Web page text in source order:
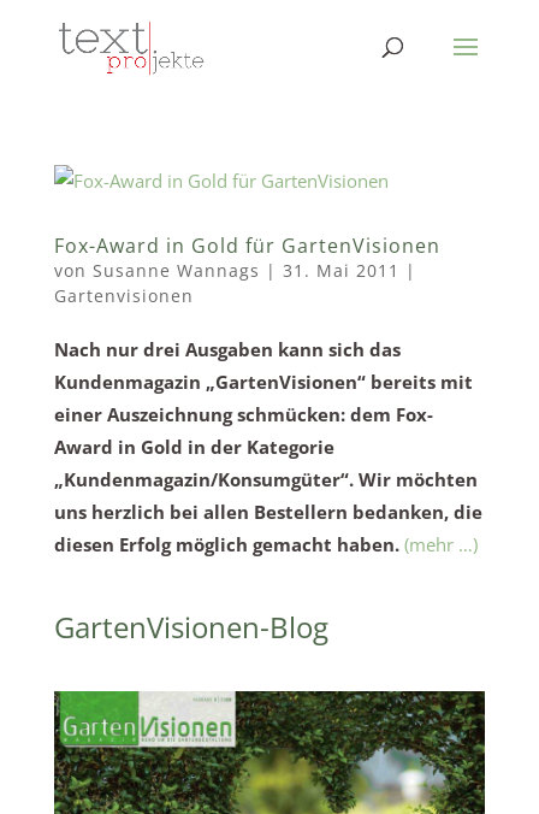
Fox-Award in Gold für GartenVisionen
von Susanne Wannags | 31. Mai 2011
|
Gartenvisionen
Nach nur drei Ausgaben kann sich das
Kundenmagazin „GartenVisionen“ bereits mit
einer Auszeichnung schmücken: dem Fox-
Award in Gold in der Kategorie
„Kundenmagazin/Konsumgüter“. Wir möchten
uns herzlich bei allen Bestellern bedanken, die
diesen Erfolg möglich gemacht haben. (mehr …)
GartenVisionen-Blog